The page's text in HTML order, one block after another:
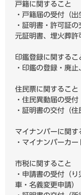
戸籍に関すること
・戸籍届の受付（
・証明書・許可証
元証明書、埋火葬許
印鑑登録に関するこ
・印鑑の登録・廃
住民票に関すること
・住民異動届の受付
・証明書の交付（
マイナンバーに関す
・マイナンバーカ
市税に関すること
・申請書の受付（
車・名義変更申請）